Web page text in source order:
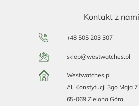
Kontakt z nami
+48 505 203 307
sklep@westwatches.pl
Westwatches.pl
Al. Konstytucji 3go Maja 7
65-069 Zielona Góra